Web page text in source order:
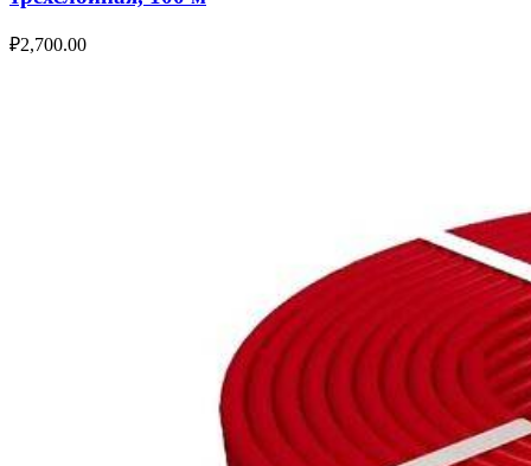
₽2,700.00